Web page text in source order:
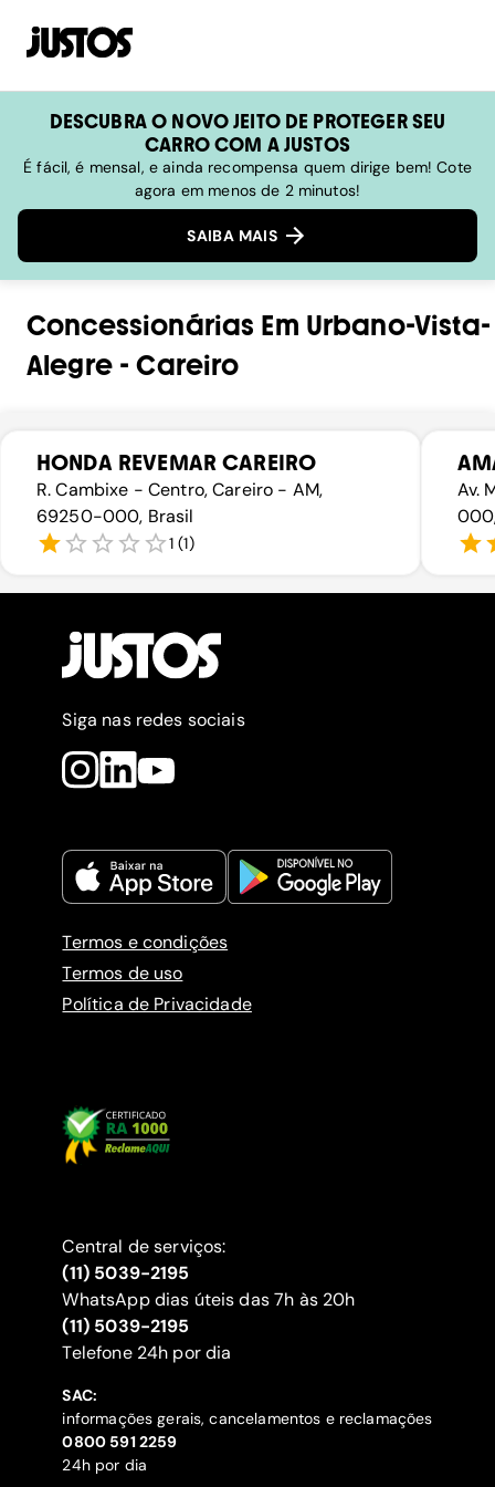
DESCUBRA O NOVO JEITO DE PROTEGER SEU
CARRO COM A JUSTOS
É fácil, é mensal, e ainda recompensa quem dirige bem! Cote
agora em menos de 2 minutos!
SAIBA MAIS
Concessionárias Em Urbano-Vista-
Alegre-Careiro
HONDA REVEMAR CAREIRO
R. Cambixe - Centro, Careiro - AM,
69250-000, Brasil
1 (1)
Av.
Siga nas redes sociais
Termos e condições
Termos de uso
Política de Privacidade
Central de serviços:
(11) 5039-2195
WhatsApp dias úteis das 7h às 20h
(11) 5039-2195
‍Telefone 24h por dia
SAC:
informações gerais, cancelamentos e reclamações
‍0800 591 2259
24h por dia